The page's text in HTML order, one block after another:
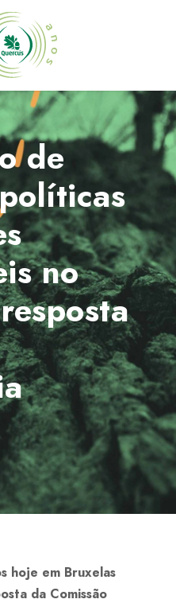
de
no
hoje em Bruxelas
da Comissão